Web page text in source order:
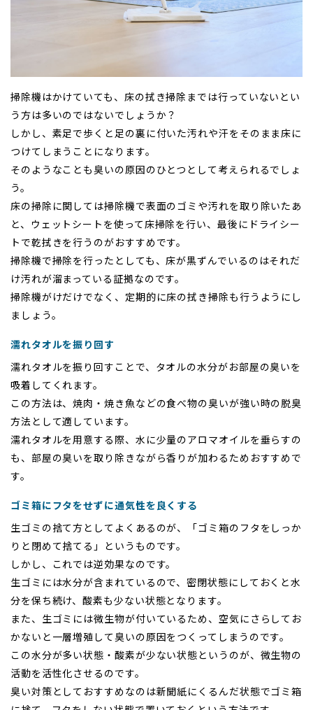
掃除機はかけていても、床の拭き掃除までは行っていないとい
う方は多いのではないでしょうか？
しかし、素足で歩くと足の裏に付いた汚れや汗をそのまま床に
つけてしまうことになります。
そのようなことも臭いの原因のひとつとして考えられるでしょ
う。
床の掃除に関しては掃除機で表面のゴミや汚れを取り除いたあ
と、ウェットシートを使って床掃除を行い、最後にドライシー
トで乾拭きを行うのがおすすめです。
掃除機で掃除を行ったとしても、床が黒ずんでいるのはそれだ
け汚れが溜まっている証拠なのです。
掃除機がけだけでなく、定期的に床の拭き掃除も行うようにし
ましょう。
濡れタオルを振り回す
濡れタオルを振り回すことで、タオルの水分がお部屋の臭いを
吸着してくれます。
この方法は、焼肉・焼き魚などの食べ物の臭いが強い時の脱臭
方法として適しています。
濡れタオルを用意する際、水に少量のアロマオイルを垂らすの
も、部屋の臭いを取り除きながら香りが加わるためおすすめで
す。
ゴミ箱にフタをせずに通気性を良くする
生ゴミの捨て方としてよくあるのが、「ゴミ箱のフタをしっか
りと閉めて捨てる」というものです。
しかし、これでは逆効果なのです。
生ゴミには水分が含まれているので、密閉状態にしておくと水
分を保ち続け、酸素も少ない状態となります。
また、生ゴミには微生物が付いているため、空気にさらしてお
かないと一層増殖して臭いの原因をつくってしまうのです。
この水分が多い状態・酸素が少ない状態というのが、微生物の
活動を活性化させるのです。
臭い対策としておすすめなのは新聞紙にくるんだ状態でゴミ箱